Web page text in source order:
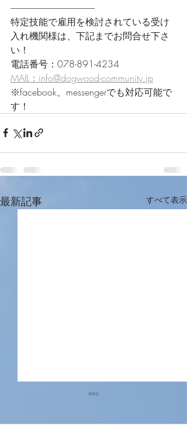
------------------------------------------------
特定技能で雇用を検討されている受け
入れ機関様は、下記までお問合せ下さ
い！
電話番号：078-891-4234
MAIL：info@dogwood-community.jp
※facebook、messengerでも対応可能で
す！
最新記事 すべて表示